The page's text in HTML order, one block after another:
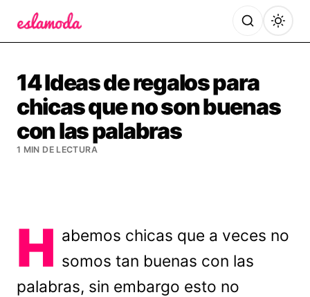
14 Ideas de regalos para
chicas que no son buenas
con las palabras
1 MIN DE LECTURA
H abemos chicas que a veces no
somos tan buenas con las
palabras, sin embargo esto no